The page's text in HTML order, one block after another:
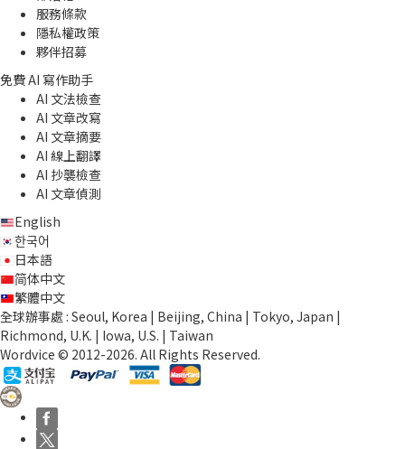
服務條款
隱私權政策
夥伴招募
免費 AI 寫作助手
AI 文法檢查
AI 文章改寫
AI 文章摘要
AI 線上翻譯
AI 抄襲檢查
AI 文章偵測
English
한국어
日本語
简体中文
繁體中文
全球辦事處 : Seoul, Korea | Beijing, China | Tokyo, Japan |
Richmond, U.K. | Iowa, U.S. | Taiwan
Wordvice © 2012-2026. All Rights Reserved.